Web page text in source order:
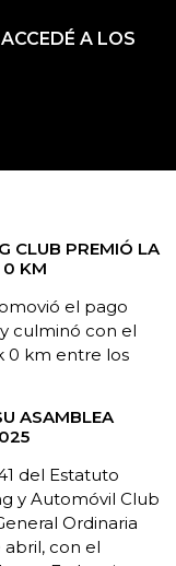
A LOS
CLUB PREMIÓ LA
0 KM
el pago
culminó con el
0 km entre los
ASAMBLEA
del Estatuto
y Automóvil Club
Ordinaria
abril, con el